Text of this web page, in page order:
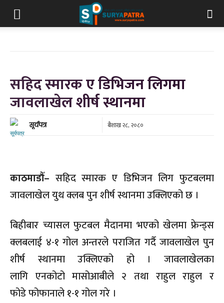
सहिद स्मारक ए डिभिजन लिगमा
जावलाखेल शीर्ष स्थानमा
सूर्यपत्र बैशाख २८, २०८०
काठमाडौँ– सहिद स्मारक ए डिभिजन लिग फुटबलमा
जावलाखेल युथ क्लब पुन शीर्ष स्थानमा उक्लिएको छ ।
बिहीबार च्यासल फुटबल मैदानमा भएको खेलमा फ्रेन्ड्स
क्लबलाई ४-१ गोल अन्तरले पराजित गर्दै जावलाखेल पुन
शीर्ष स्थानमा उक्लिएको हो । जावलाखेलका
लागि एनकोटो मासोआबीले २ तथा राहुल राहुल र
फोडेफोफानाले१-१गोल गरे ।